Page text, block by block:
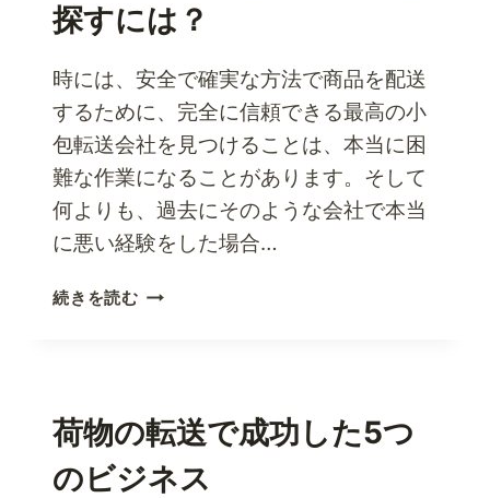
探すには？
時には、安全で確実な方法で商品を配送
するために、完全に信頼できる最高の小
包転送会社を見つけることは、本当に困
難な作業になることがあります。そして
何よりも、過去にそのような会社で本当
に悪い経験をした場合…
続きを読む信
小
包
輸
荷物の転送で成功した5つ
のビジネス